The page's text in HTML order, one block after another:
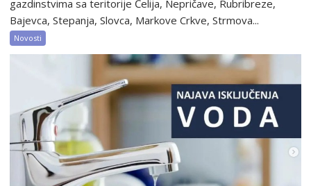
gazdinstvima sa teritorije Ćelija, Nepričave, Rubribreze,
Bajevca, Stepanja, Slovca, Markove Crkve, Strmova...
Novosti